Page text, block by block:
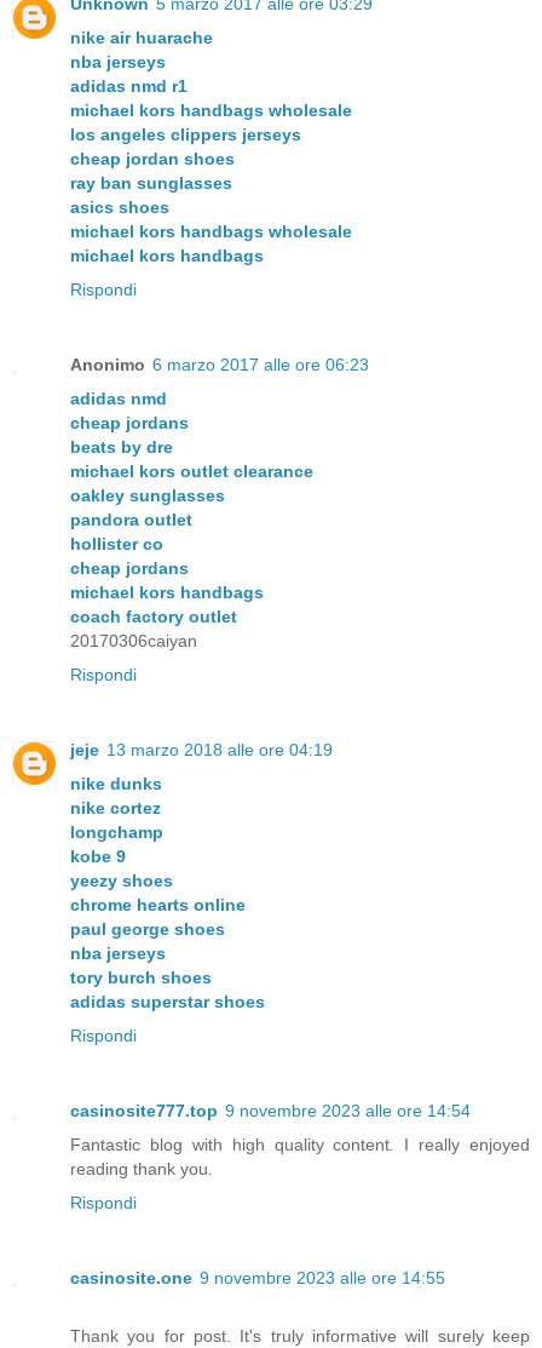
Unknown 5 marzo 2017 alle ore 03:29
nike air huarache
nba jerseys
adidas nmd r1
michael kors handbags wholesale
los angeles clippers jerseys
cheap jordan shoes
ray ban sunglasses
asics shoes
michael kors handbags wholesale
michael kors handbags
Rispondi
Anonimo 6 marzo 2017 alle ore 06:23
adidas nmd
cheap jordans
beats by dre
michael kors outlet clearance
oakley sunglasses
pandora outlet
hollister co
cheap jordans
michael kors handbags
coach factory outlet
20170306caiyan
Rispondi
jeje 13 marzo 2018 alle ore 04:19
nike dunks
nike cortez
longchamp
kobe 9
yeezy shoes
chrome hearts online
paul george shoes
nba jerseys
tory burch shoes
adidas superstar shoes
Rispondi
casinosite777.top 9 novembre 2023 alle ore 14:54
Fantastic blog with high quality content. I really enjoyed
reading thank you.
Rispondi
casinosite.one 9 novembre 2023 alle ore 14:55
Thank you for post. It's truly informative will surely keep